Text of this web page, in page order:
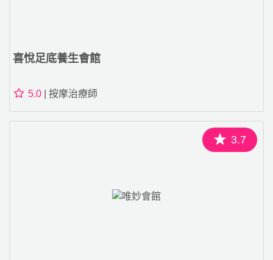
喜悅足底養生會館
5.0 | 按摩治療師
3.7